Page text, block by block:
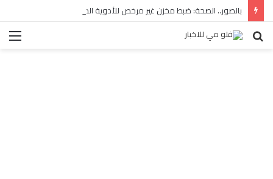
بالصور.. الصحة: ضبط مخزن غير مرخص للأدوية المهربة بالبساتين
بحث